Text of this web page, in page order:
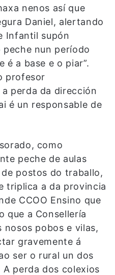
nenos así que
Daniel, alertando
Infantil supón
peche nun período
é a base e o piar”.
profesor
perda da dirección
é un responsable de
como
peche de aulas
postos do traballo,
triplica a da provincia
CCOO Ensino que
que a Consellería
nosos pobos e vilas,
gravemente á
ser o rural un dos
perda dos colexios